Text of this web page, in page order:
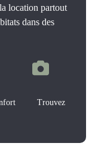
location partout
dans des
Trouvez